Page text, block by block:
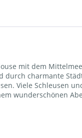
mit dem
charmante
Viele Schleusen
wunderschönen